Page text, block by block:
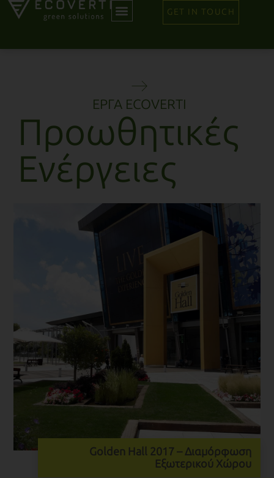
GET IN TOUCH
ΕΡΓΑ ECOVERTI
Προωθητικές
Ενέργειες
Golden Hall 2017 – Διαμόρφωση
Εξωτερικού Χώρου